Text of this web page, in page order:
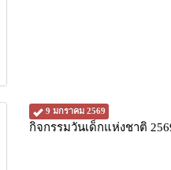
9 มกราคม 2569
กิจกรรมวันเด็กแห่งชาติ